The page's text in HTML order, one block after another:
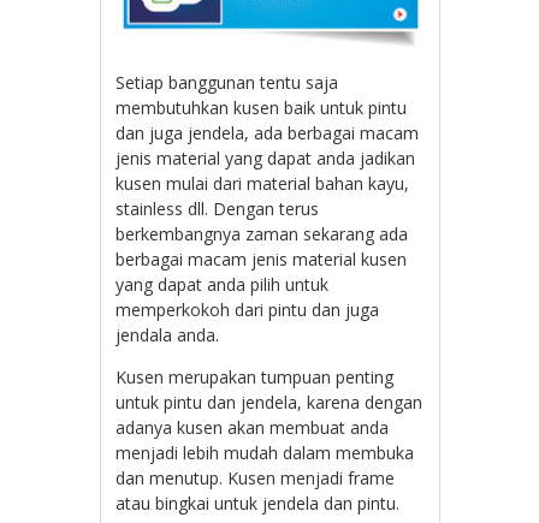
Setiap banggunan tentu saja
membutuhkan kusen baik untuk pintu
dan juga jendela, ada berbagai macam
jenis material yang dapat anda jadikan
kusen mulai dari material bahan kayu,
stainless dll. Dengan terus
berkembangnya zaman sekarang ada
berbagai macam jenis material kusen
yang dapat anda pilih untuk
memperkokoh dari pintu dan juga
jendala anda.
Kusen merupakan tumpuan penting
untuk pintu dan jendela, karena dengan
adanya kusen akan membuat anda
menjadi lebih mudah dalam membuka
dan menutup. Kusen menjadi frame
atau bingkai untuk jendela dan pintu.